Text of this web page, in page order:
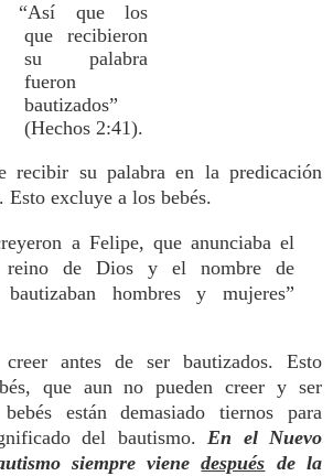
“Así que los
que recibieron
su palabra
fueron
bautizados”
(Hechos 2:41).
recibir su palabra en la predicación
Esto excluye a los bebés.
a Felipe, que anunciaba el
reino de Dios y el nombre de
hombres y mujeres”
antes de ser bautizados. Esto
que aun no pueden creer y ser
están demasiado tiernos para
del bautismo.En el Nuevo
siempre vienedespués de la